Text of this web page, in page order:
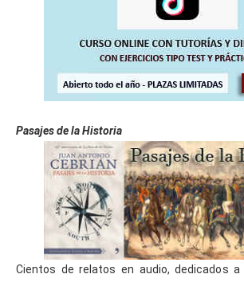
Pasajes de la Historia
Cientos de relatos en audio, dedicados